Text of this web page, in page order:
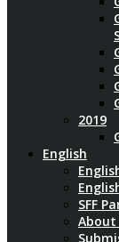
2019
English
SFF
About